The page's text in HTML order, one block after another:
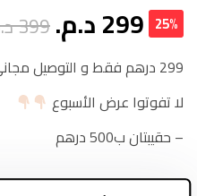
299د.م.399 25%
299 درهم فقط و التوصيل مجاني لجميع أنحاء المغرب
لا تفوتوا عرض الأسبوع
– حقيبتان ب500 درهم